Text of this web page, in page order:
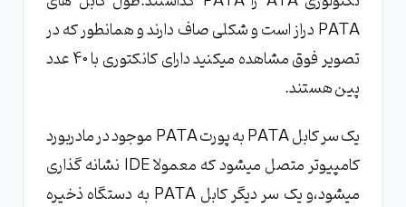
PATA دراز است و شکلی صاف دارند و همانطور که در
تصویر فوق مشاهده میکنید دارای کانکتوری با 40 عدد
پین هستند.
یک سر کابل PATA به پورت PATA موجود در مادربورد
کامپیوتر متصل میشود که معمولا IDE نشانه گذاری
میشود،و یک سر دیگر کابل PATA به دستگاه ذخیره